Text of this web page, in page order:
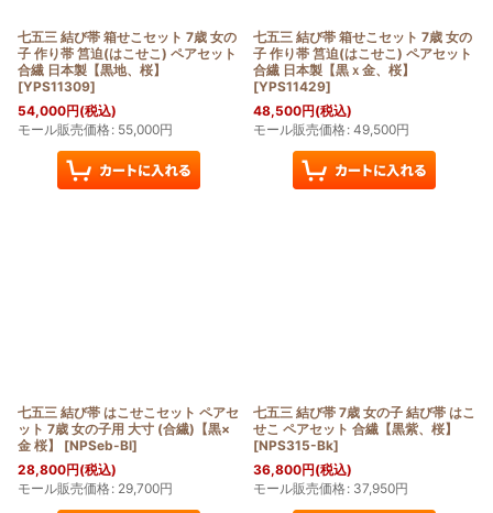
七五三 結び帯 箱せこセット 7歳 女の
子 作り帯 筥迫(はこせこ) ペアセット
合繊 日本製【黒地、桜】
[YPS11309]
54,000円(税込)
モール販売価格: 55,000円
七五三 結び帯 箱せこセット 7歳 女の
子 作り帯 筥迫(はこせこ) ペアセット
合繊 日本製【黒ｘ金、桜】
[YPS11429]
48,500円(税込)
モール販売価格: 49,500円
七五三 結び帯 はこせこセット ペアセ
ット 7歳 女の子用 大寸 (合繊)【黒×
金 桜】
[NPSeb-Bl]
28,800円(税込)
モール販売価格: 29,700円
七五三 結び帯 7歳 女の子 結び帯 はこ
せこ ペアセット 合繊【黒紫、桜】
[NPS315-Bk]
36,800円(税込)
モール販売価格: 37,950円